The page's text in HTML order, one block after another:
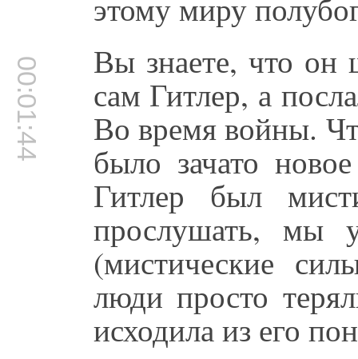
00:01:44 Вы знаете, что он
сам Гитлер, а
Во время войны.
было зачато
Гитлер был
прослушать, мы
(мистические
люди просто
исходила из его